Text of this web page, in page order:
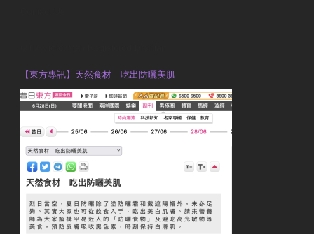
【東方專訊】天然食材 吃出防曬美肌